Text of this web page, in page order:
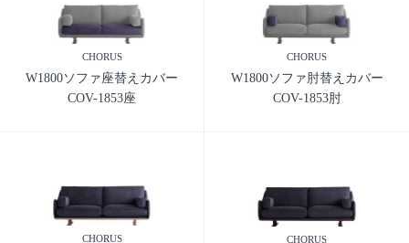
CHORUS
W1800ソファ座替えカバー
COV-1853座
CHORUS
W1800ソファ肘替えカバー
COV-1853肘
CHORUS CHORUS